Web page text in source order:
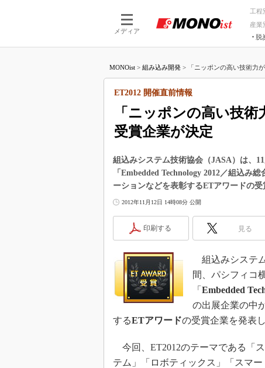
メディア
工程
産業
脱
つながる工場
AI×設備
MONOist > 組み込み開発 > 「ニッポンの高い技術力
「ニッポンの高い技
受賞企業が決定
ET2012 開催直前情報
組込みシステム技術協会（JASA）は、
「Embedded Technology 2012／組込み
ーションなどを表彰するETアワードの受
2012年11月12日 14時08分 公開
印刷する 見る
組込みシステム
間、パシフィコ
「 Embedded
の出展企業の中
するETアワードの受賞企業を発表し
今回、ET2012のテーマである「
テム」「ロボティックス」「スマ